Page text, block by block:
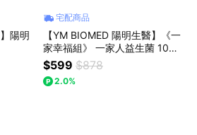
陽明
宅配商品
【YM BIOMED 陽明生醫】《一
家幸福組》 一家人益生菌 10入
兩盒
$599 $878
2.0%